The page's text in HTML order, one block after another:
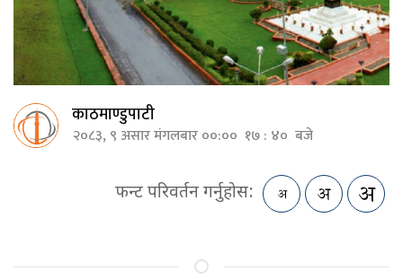
काठमाण्डुपाटी
२०८३, ९ असार मंगलबार ००:०० १७ : ४० बजे
फन्ट परिवर्तन गर्नुहोस: